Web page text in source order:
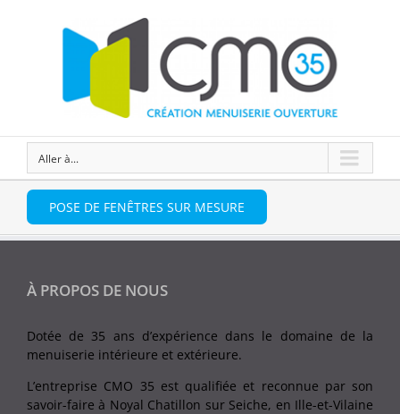
Aller à...
POSE DE FENÊTRES SUR MESURE
À PROPOS DE NOUS
Dotée de 35 ans d’expérience dans le domaine de la
menuiserie intérieure et extérieure.
L’entreprise CMO 35 est qualifiée et reconnue par son
savoir-faire à Noyal Chatillon sur Seiche, en Ille-et-Vilaine